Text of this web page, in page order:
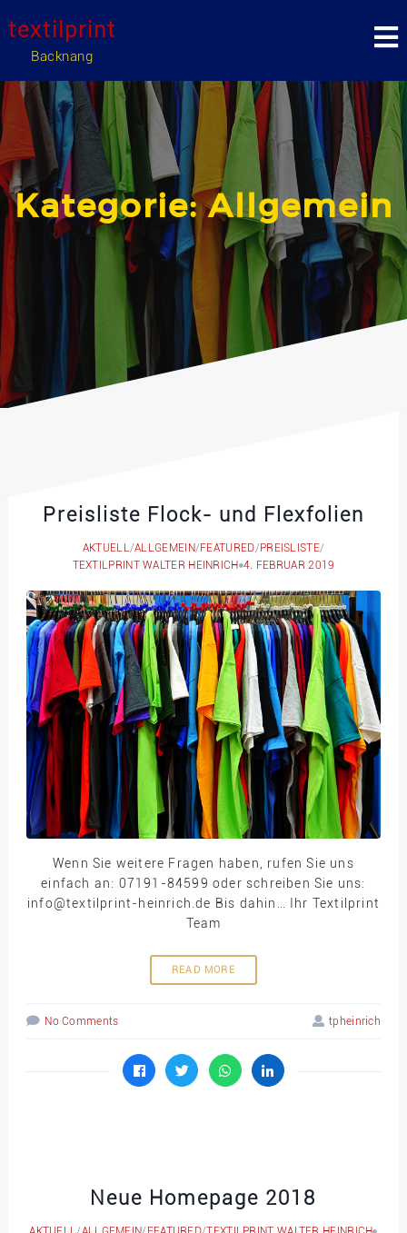
totextilprint
Backnang
Kategorie:Allgemein
Preisliste Flock- und Flexfolien
AKTUELL/ALLGEMEIN/FEATURED/PREISLISTE/
TEXTILPRINT WALTER HEINRICH 4. FEBRUAR 2019
Wenn Sie weitere Fragen haben, rufen Sie uns
einfach an: 07191-84599 oder schreiben Sie uns:
info@textilprint-heinrich.de Bis dahin… Ihr Textilprint
Team
READ MORE
No Comments tpheinrich
Neue Homepage 2018